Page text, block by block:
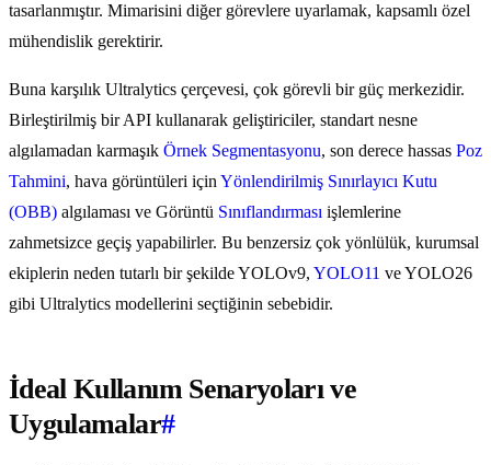
tasarlanmıştır. Mimarisini diğer görevlere uyarlamak, kapsamlı özel
mühendislik gerektirir.
Buna karşılık Ultralytics çerçevesi, çok görevli bir güç merkezidir.
Birleştirilmiş bir API kullanarak geliştiriciler, standart nesne
algılamadan karmaşık Örnek Segmentasyonu, son derece hassas Poz
Tahmini, hava görüntüleri için Yönlendirilmiş Sınırlayıcı Kutu
(OBB) algılaması ve Görüntü Sınıflandırması işlemlerine
zahmetsizce geçiş yapabilirler. Bu benzersiz çok yönlülük, kurumsal
ekiplerin neden tutarlı bir şekilde YOLOv9, YOLO11 ve YOLO26
gibi Ultralytics modellerini seçtiğinin sebebidir.
İdeal Kullanım Senaryoları ve
Uygulamalar#